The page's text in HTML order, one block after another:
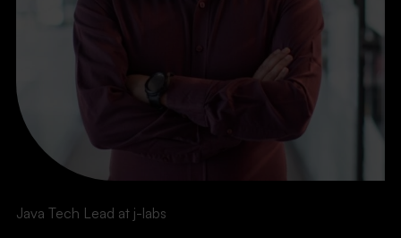
Java Tech Lead at j-labs